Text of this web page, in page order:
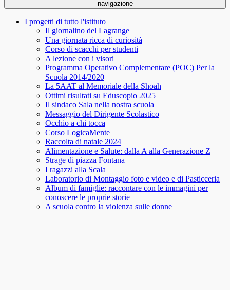
navigazione
I progetti di tutto l'istituto
Il giornalino del Lagrange
Una giornata ricca di curiosità
Corso di scacchi per studenti
A lezione con i visori
Programma Operativo Complementare (POC) Per la
Scuola 2014/2020
La 5AAT al Memoriale della Shoah
Ottimi risultati su Eduscopio 2025
Il sindaco Sala nella nostra scuola
Messaggio del Dirigente Scolastico
Occhio a chi tocca
Corso LogicaMente
Raccolta di natale 2024
Alimentazione e Salute: dalla A alla Generazione Z
Strage di piazza Fontana
I ragazzi alla Scala
Laboratorio di Montaggio foto e video e di Pasticceria
Album di famiglie: raccontare con le immagini per
conoscere le proprie storie
A scuola contro la violenza sulle donne